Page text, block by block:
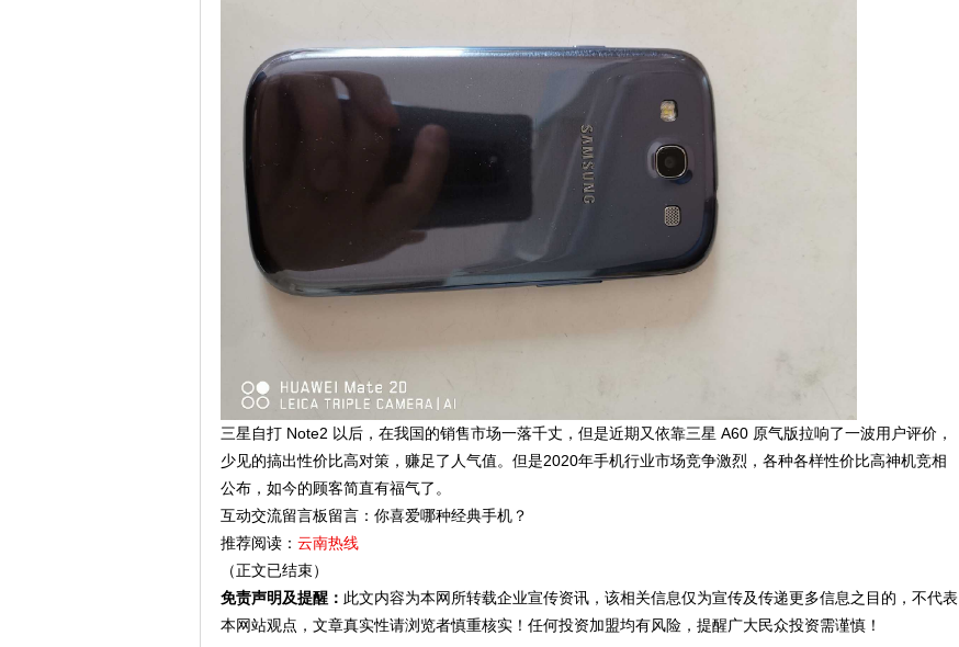
三星自打 Note2 以后，在我国的销售市场一落千丈，但是近期又依靠三星 A60 原气版拉响了一波用户评价，
少见的搞出性价比高对策，赚足了人气值。但是2020年手机行业市场竞争激烈，各种各样性价比高神机竞相
公布，如今的顾客简直有福气了。
互动交流留言板留言：你喜爱哪种经典手机？
推荐阅读： 云南热线
（正文已结束）
免责声明及提醒： 此文内容为本网所转载企业宣传资讯，该相关信息仅为宣传及传递更多信息之目的，不代表
本网站观点，文章真实性请浏览者慎重核实！任何投资加盟均有风险，提醒广大民众投资需谨慎！